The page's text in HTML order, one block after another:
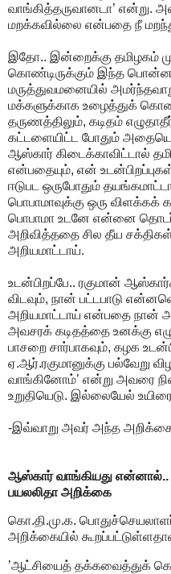
வாங்கித்தருவானடா’ என்று.
மறக்கவில்லை என்பதை நீ
இதோ.. இன்றைக்கு தமிழகம்
கொண்டிருக்கும் இந்த
மருத்துவமனையில்
மக்களுக்காக உழைத்துக்
தருணத்திலும், கடிதம்
கட்டளையிட்ட போதும்
ஆஸ்கார் கிடைக்காவிட்டால்
என்பதையும், என்
ஈடுபட ஒருபோதும்
பொபாமாவுக்கு ஒரு விளக்கக்
பொபாமா உடனே என்னை
அறிவித்ததை சில தீய
அறியமாட்டாய்.
உடன்பிறப்பே.. ரகுமான்
விடவும், நான் பட்டபாடு
அறியமாட்டாய் என்பதை நான்
அவசரக் கடிதத்தை உனக்கு
பாசறை சார்பாகவும், கழக
ஏ.ஆர்.ரகுமானுக்கு பல்வேறு
வாங்கினோம்’ என்று அவரை
உறுதியெடு. இல்லையேல்
-இவ்வாறு அவர் அந்த
ஆஸ்கார் வாங்கியது என்னால்..
பயலலிதா அறிக்கை
கொ.தி.மு.க.
அறிக்கையில்
’ஆட்சியைத் தக்கவைத்துக்